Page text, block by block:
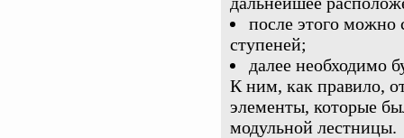
после этого можно
ступеней;
далее необходимо
К ним, как правило,
элементы, которые
модульной лестницы.